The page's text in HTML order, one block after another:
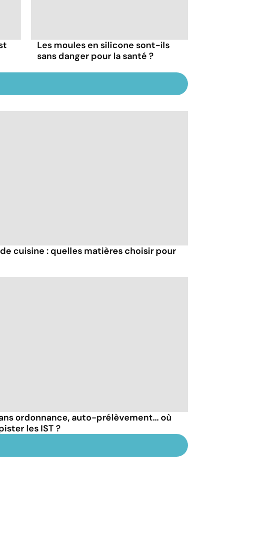
Les moules en silicone sont-ils
sans danger pour la santé ?
cuisine : quelles matières choisir pour
ordonnance, auto-prélèvement... où
les IST ?